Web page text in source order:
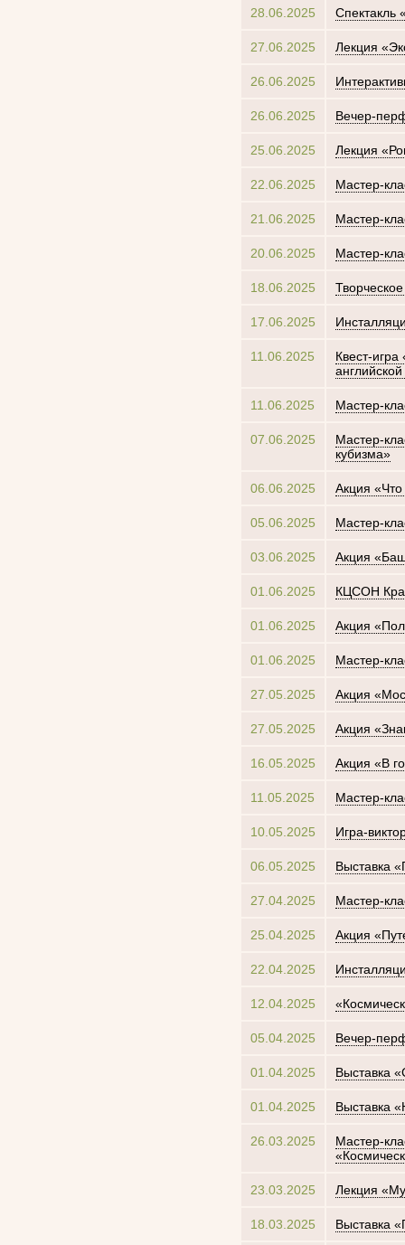
28.06.2025 Спектакль
27.06.2025 Лекция
26.06.2025
26.06.2025 Вечер-
25.06.2025 Лекция
22.06.2025 Мастер-
21.06.2025 Мастер-
20.06.2025 Мастер-
18.06.2025
17.06.2025
11.06.2025
Квест-
11.06.2025 Мастер-
07.06.2025
Мастер-
кубизма»
06.06.2025 Акция «Что
05.06.2025 Мастер-
03.06.2025 Акция
01.06.2025 КЦСОН
01.06.2025 Акция
01.06.2025 Мастер-
27.05.2025 Акция
27.05.2025 Акция
16.05.2025 Акция «В
11.05.2025 Мастер-
10.05.2025 Игра-
06.05.2025 Выставка
27.04.2025 Мастер-
25.04.2025 Акция
22.04.2025
12.04.2025
05.04.2025 Вечер-
01.04.2025 Выставка
01.04.2025 Выставка
26.03.2025
Мастер-
23.03.2025 Лекция
18.03.2025 Выставка